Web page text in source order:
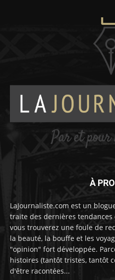
À
LaJournaliste.com est un
traite des dernières
vous trouverez une foule de
la beauté, la bouffe et les
"opinion" fort développée.
histoires (tantôt tristes, tantôt
d'être racontées...